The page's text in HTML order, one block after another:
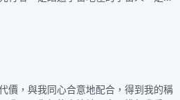
價，與我同心合意地配合，得到我的稱